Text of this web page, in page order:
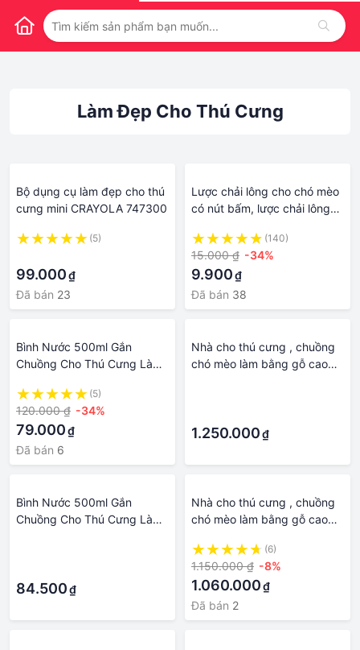
Làm Đẹp Cho Thú Cưng
Bộ dụng cụ làm đẹp cho thú
cưng mini CRAYOLA 747300
(5)
99.000₫
Đã bán 23
Lược chải lông cho chó mèo
có nút bấm, lược chải lông
đẹp
(140)
15.000 ₫ -34%
9.900₫
Đã bán 38
Bình Nước 500ml Gắn
Chuồng Cho Thú Cưng Làm
An Toàn - HeLiPet
(5)
120.000 ₫ -34%
79.000₫
Đã bán 6
Nhà cho thú cưng , chuồng
chó mèo làm bằng gỗ cao
1.250.000₫
Bình Nước 500ml Gắn
Chuồng Cho Thú Cưng Làm
84.500₫
Nhà cho thú cưng , chuồng
chó mèo làm bằng gỗ cao
(6)
1.150.000 ₫ -8%
1.060.000₫
Đã bán 2